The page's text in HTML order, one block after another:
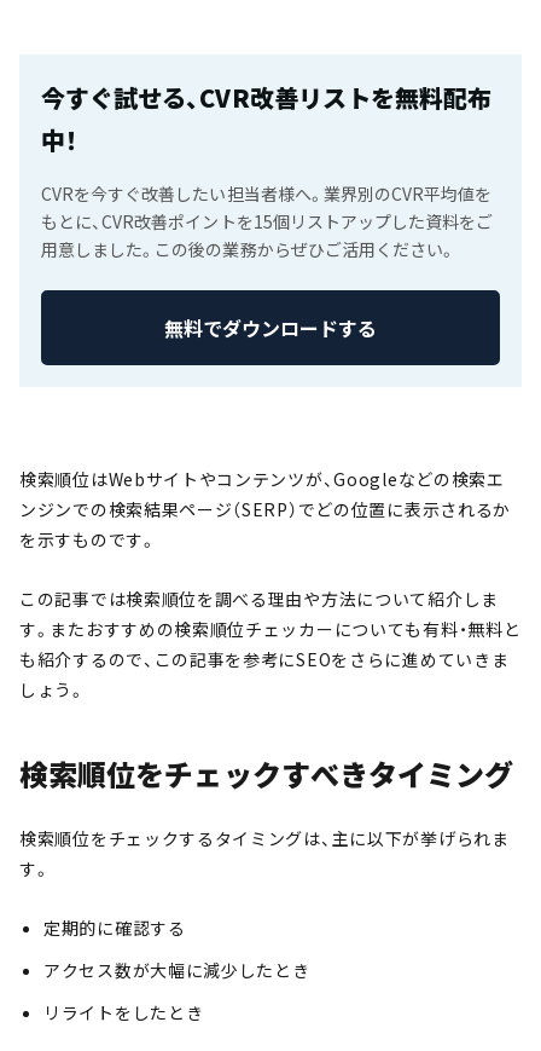
今すぐ試せる、CVR改善リストを無料配布
中！
CVRを今すぐ改善したい担当者様へ。業界別のCVR平均値を
もとに、CVR改善ポイントを15個リストアップした資料をご
用意しました。この後の業務からぜひご活用ください。
無料でダウンロードする
検索順位はWebサイトやコンテンツが、Googleなどの検索エ
ンジンでの検索結果ページ（SERP）でどの位置に表示されるか
を示すものです。
この記事では検索順位を調べる理由や方法について紹介しま
す。またおすすめの検索順位チェッカーについても有料・無料と
も紹介するので、この記事を参考にSEOをさらに進めていきま
しょう。
検索順位をチェックすべきタイミング
検索順位をチェックするタイミングは、主に以下が挙げられま
す。
定期的に確認する
アクセス数が大幅に減少したとき
リライトをしたとき